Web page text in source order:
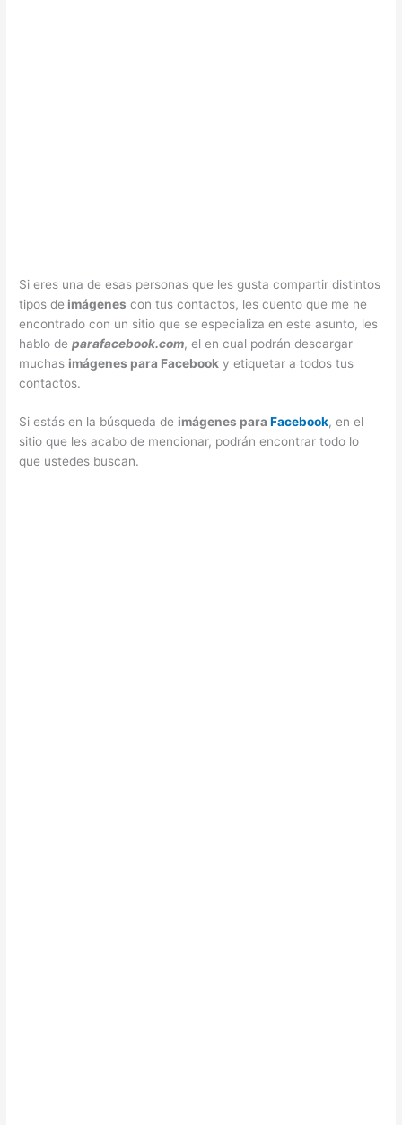
Si eres una de esas personas que les gusta compartir distintos
tipos de imágenes con tus contactos, les cuento que me he
encontrado con un sitio que se especializa en este asunto, les
hablo deparafacebook.com, el en cual podrán descargar
muchas imágenes para Facebook y etiquetar a todos tus
contactos.
Si estás en la búsqueda de imágenes paraFacebook, en el
sitio que les acabo de mencionar, podrán encontrar todo lo
que ustedes buscan.